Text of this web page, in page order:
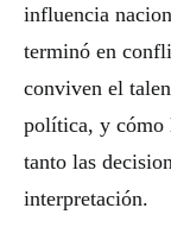
influencia
terminó en
conviven el
política, y cómo
tanto las
interpretación.